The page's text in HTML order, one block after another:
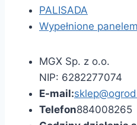
PALISADA
Wypełnione panelem
MGX Sp. z o.o.
NIP: 6282277074
E-mail:
Telefon884008265